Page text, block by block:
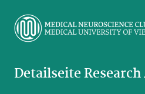
main
Detailseite Research